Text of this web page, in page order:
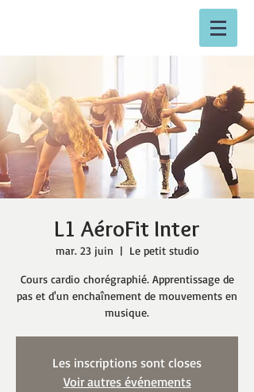
L1 AéroFit Inter
mar. 23 juin
  |
Le petit studio
Cours cardio chorégraphié. Apprentissage de
pas et d'un enchaînement de mouvements en
musique.
Les inscriptions sont closes
Voir autres événements